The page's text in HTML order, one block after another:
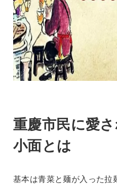
重慶市民に愛
小面とは
基本は青菜と麺が入った